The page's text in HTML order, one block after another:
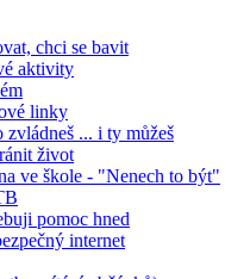
chci se bavit
aktivity
linky
zvládneš ... i ty můžeš
život
ve škole - "Nenech to být"
pomoc hned
internet